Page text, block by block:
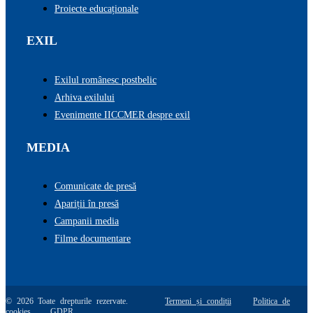
Proiecte educaționale
EXIL
Exilul românesc postbelic
Arhiva exilului
Evenimente IICCMER despre exil
MEDIA
Comunicate de presă
Apariții în presă
Campanii media
Filme documentare
© 2026 Toate drepturile rezervate.Termeni și condiții
Politica de